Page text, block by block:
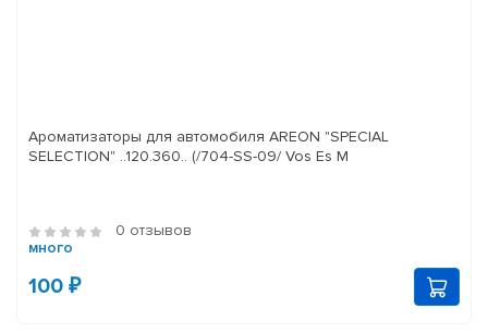
Ароматизаторы для автомобиля AREON "SPECIAL
SELECTION" ..120.360.. (/704-SS-09/ Vos Es M
0 отзывов
много
100 ₽